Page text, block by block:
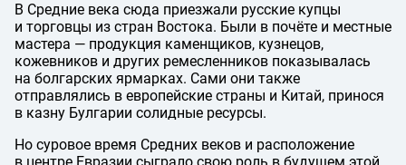
В Средние века сюда приезжали русские купцы
и торговцы из стран Востока. Были в почёте и местные
мастера — продукция каменщиков, кузнецов,
кожевников и других ремесленников показывалась
на болгарских ярмарках. Сами они также
отправлялись в европейские страны и Китай, принося
в казну Булгарии солидные ресурсы.
Но суровое время Средних веков и расположение